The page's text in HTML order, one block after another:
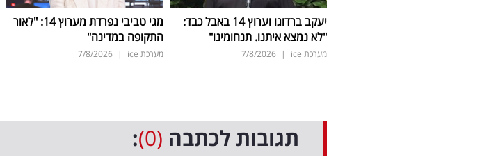
יעקב ברדוגו וערוץ 14 באבל כבד:
"לא נמצא איתנו. תנחומינו"
מערכת ice |
7/8/2026
מגי טביבי נפרדת מערוץ 14: "לאור
התקופה במדינה"
מערכת ice |
7/8/2026
תגובות לכתבה (0)
: